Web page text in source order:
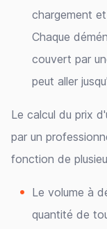
chargement
Chaque
couvert par
peut aller
Le calcul du prix
par un
fonction de
Le volume à
quantité de